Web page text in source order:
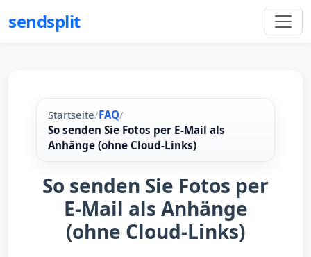
sendsplit
Startseite/FAQ/
So senden Sie Fotos per E-Mail als
Anhänge (ohne Cloud-Links)
So senden Sie Fotos per
E-Mail als Anhänge
(ohne Cloud-Links)